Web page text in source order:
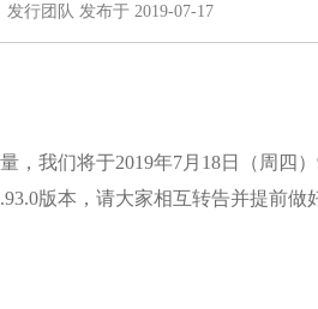
发行团队 发布于 2019-07-17
，我们将于2019年7月18日（周四
版本，请大家相互转告并提前做